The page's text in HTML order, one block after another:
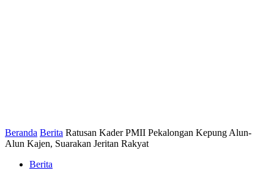
Beranda Berita Ratusan Kader PMII Pekalongan Kepung Alun-
Alun Kajen, Suarakan Jeritan Rakyat
Berita